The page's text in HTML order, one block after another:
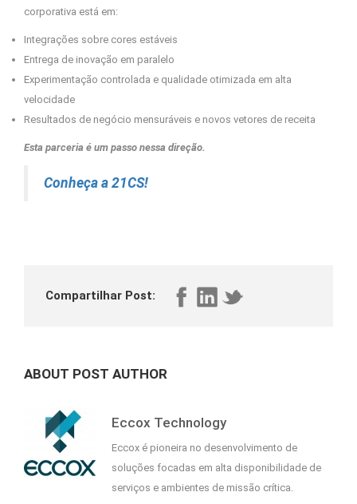
corporativa está em:
Integrações sobre cores estáveis
Entrega de inovação em paralelo
Experimentação controlada e qualidade otimizada em alta
velocidade
Resultados de negócio mensuráveis e novos vetores de receita
Esta parceria é um passo nessa direção.
Conheça a 21CS!
Compartilhar Post:
ABOUT POST AUTHOR
Eccox Technology
Eccox é pioneira no desenvolvimento de
soluções focadas em alta disponibilidade de
serviços e ambientes de missão crítica.